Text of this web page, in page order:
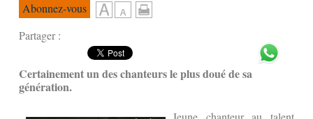
Abonnez-vous
Partager :
Certainement un des chanteurs le plus doué de sa
génération.